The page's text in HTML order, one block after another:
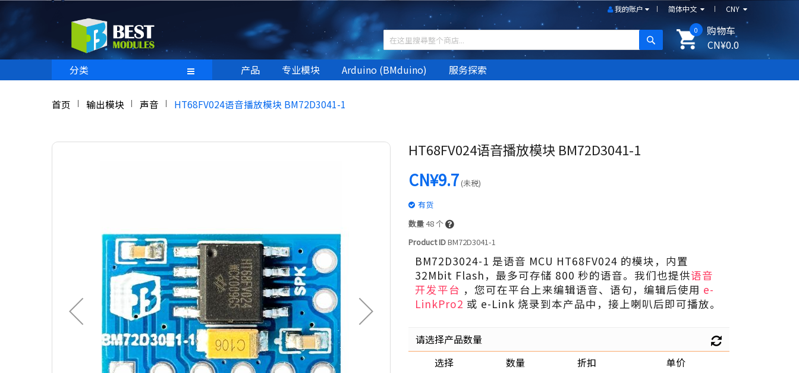
CNY
简体中文
我的账户
购物车
0
CN¥0.0
分类
产品 专业模块 Arduino (BMduino) 服务探索
首页 输出模块 声音 HT68FV024语音播放模块 BM72D3041-1
HT68FV024语音播放模块 BM72D3041-1
CN¥9.7(未税)
有货
数量48个
Product IDBM72D3041-1
BM72D3024-1 是语音 MCU HT68FV024 的模块，内置
32Mbit Flash，最多可存储 800 秒的语音。我们也提供语音
开发平台 ，您可在平台上来编辑语音、语句，编辑后使用 e-
LinkPro2 或 e-Link 烧录到本产品中，接上喇叭后即可播放。
请选择产品数量
选择
数量 折扣
单价